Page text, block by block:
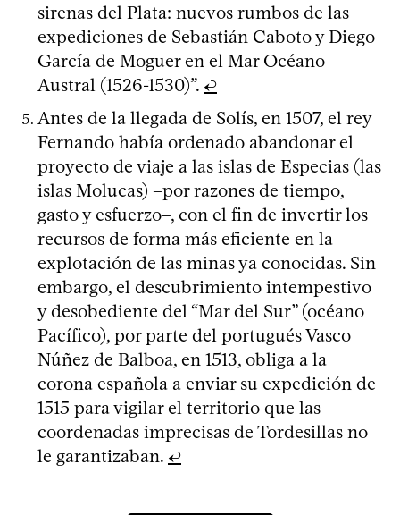
sirenas del Plata: nuevos rumbos de las
expediciones de Sebastián Caboto y Diego
García de Moguer en el Mar Océano
Austral (1526-1530)”. ↩
Antes de la llegada de Solís, en 1507, el rey
Fernando había ordenado abandonar el
proyecto de viaje a las islas de Especias (las
islas Molucas) –por razones de tiempo,
gasto y esfuerzo–, con el fin de invertir los
recursos de forma más eficiente en la
explotación de las minas ya conocidas. Sin
embargo, el descubrimiento intempestivo
y desobediente del “Mar del Sur” (océano
Pacífico), por parte del portugués Vasco
Núñez de Balboa, en 1513, obliga a la
corona española a enviar su expedición de
1515 para vigilar el territorio que las
coordenadas imprecisas de Tordesillas no
le garantizaban. ↩